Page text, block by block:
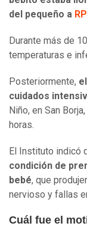
del pequeño a
Durante más de
temperaturas e
Posteriormente,
cuidados
Niño, en San Borja,
horas.
El Instituto indicó
condición de
bebé, que
nervioso y fallas
Cuál fue el